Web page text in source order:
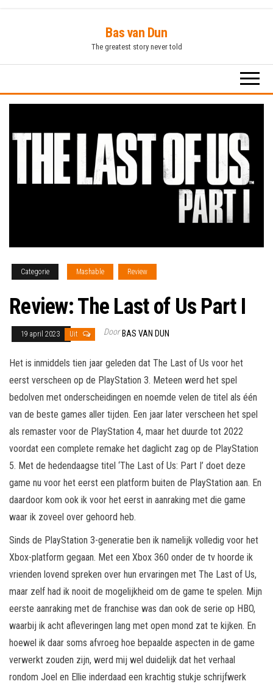
inhoud
Bas van Dun
The greatest story never told
Categorie Mashable Review
Review: The Last of Us Part I
19 april 2023 Uit Door BAS VAN DUN
Het is inmiddels tien jaar geleden dat The Last of Us voor het
eerst verscheen op de PlayStation 3. Meteen werd het spel
bedolven met onderscheidingen en noemde velen de titel als één
van de beste games aller tijden. Een jaar later verscheen het spel
als remaster voor de PlayStation 4, maar het duurde tot 2022
voordat een complete remake het daglicht zag op de PlayStation
5. Met de hedendaagse titel ‘The Last of Us: Part I’ doet deze
game nu voor het eerst een platform buiten de PlayStation aan. En
daardoor kom ook ik voor het eerst in aanraking met die game
waar ik zoveel over gehoord heb.
Sinds de PlayStation 3-generatie ben ik namelijk volledig voor het
Xbox-platform gegaan. Met een Xbox 360 onder de tv hoorde ik
vrienden lovend spreken over hun ervaringen met The Last of Us,
maar zelf had ik nooit de mogelijkheid om de game te spelen. Mijn
eerste aanraking met de franchise was dan ook de serie op HBO,
waarbij ik acht afleveringen lang met open mond zat te kijken. En
hoewel ik daar soms afvroeg hoe bepaalde aspecten in de game
verwerkt zouden zijn, werd mij wel duidelijk dat het verhaal
rondom Joel en Ellie inderdaad een krachtig stukje schrijfwerk